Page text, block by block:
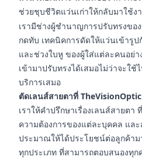
ช่วยชุบชีวิตแว่นเก่าให้กลับมาใช้ง
เรามีช่างผู้ชำนาญการปรับทรงขอ
กดทับ เทคนิคการดัดให้แว่นเข้ารู
และช่วงใบหู ของผู้ใส่แต่ละคนอย่
เข้ามาปรับทรงได้เสมอไม่ว่าจะใช้
บริการเสมอ
ตัดเลนส์สายตาที่ TheVisionOptic
เราให้คำปรึกษาเรื่องเลนส์สายต
ความต้องการของแต่ละบุคคล แล
ประมาณให้ได้ประโยชน์ต่อลูกค้า
ทุกประเภท ที่สามารถตอบสนองทุก